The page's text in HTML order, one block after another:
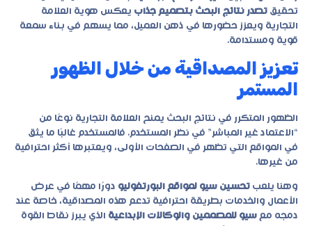
تحقيق تصدر نتائج البحث بتصميم جذاب يعكس هوية العلامة
التجارية ويعزز حضورها في ذهن العميل، مما يسهم في بناء سمعة
قوية ومستدامة.
تعزيز المصداقية من خلال الظهور
المستمر
الظهور المتكرر في نتائج البحث يمنح العلامة التجارية نوعًا من
“الاعتماد غير المباشر” في نظر المستخدم. فالمستخدم غالبًا ما يثق
في المواقع التي تظهر في الصفحات الأولى، ويعتبرها أكثر احترافية
من غيرها.
وهنا يلعب تحسين سيو لمواقع البورتفوليو دورًا مهمًا في عرض
الأعمال والخدمات بطريقة احترافية تدعم هذه المصداقية، خاصة عند
دمجه مع سيو للمصممين والوكالات الإبداعية الذي يبرز نقاط القوة